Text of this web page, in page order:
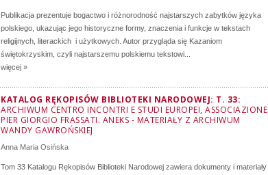
Publikacja prezentuje bogactwo i różnorodność najstarszych zabytków języka
polskiego, ukazując jego historyczne formy, znaczenia i funkcje w tekstach
religijnych, literackich i użytkowych. Autor przygląda się Kazaniom
świętokrzyskim, czyli najstarszemu polskiemu tekstowi...
więcej »
KATALOG RĘKOPISÓW BIBLIOTEKI NARODOWEJ: T. 33:
ARCHIWUM CENTRO INCONTRI E STUDI EUROPEI, ASSOCIAZIONE
PIER GIORGIO FRASSATI. ANEKS - MATERIAŁY Z ARCHIWUM
WANDY GAWROŃSKIEJ
Anna Maria Osińska
Tom 33 Katalogu Rękopisów Biblioteki Narodowej zawiera dokumenty i materiały